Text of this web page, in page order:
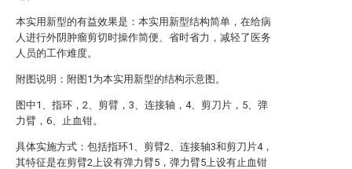
本实用新型的有益效果是：本实用新型结构简单，在给病
人进行外阴肿瘤剪切时操作简便、省时省力，减轻了医务
人员的工作难度。
附图说明：附图1为本实用新型的结构示意图。
图中1、指环，2、剪臂，3、连接轴，4、剪刀片，5、弹
力臂，6、止血钳。
具体实施方式：包括指环1、剪臂2、连接轴3和剪刀片4，
其特征是在剪臂2上设有弹力臂5，弹力臂5上设有止血钳